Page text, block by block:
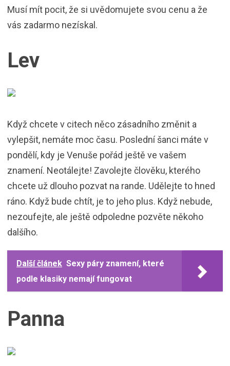
Musí mít pocit, že si uvědomujete svou cenu a že
vás zadarmo nezískal.
Lev
Když chcete v citech něco zásadního změnit a
vylepšit, nemáte moc času. Poslední šanci máte v
pondělí, kdy je Venuše pořád ještě ve vašem
znamení. Neotálejte! Zavolejte člověku, kterého
chcete už dlouho pozvat na rande. Udělejte to hned
ráno. Když bude chtít, je to jeho plus. Když nebude,
nezoufejte, ale ještě odpoledne pozvěte někoho
dalšího.
Další článek Sexy páry znamení, které
podle klasiky nemají fungovat
Panna